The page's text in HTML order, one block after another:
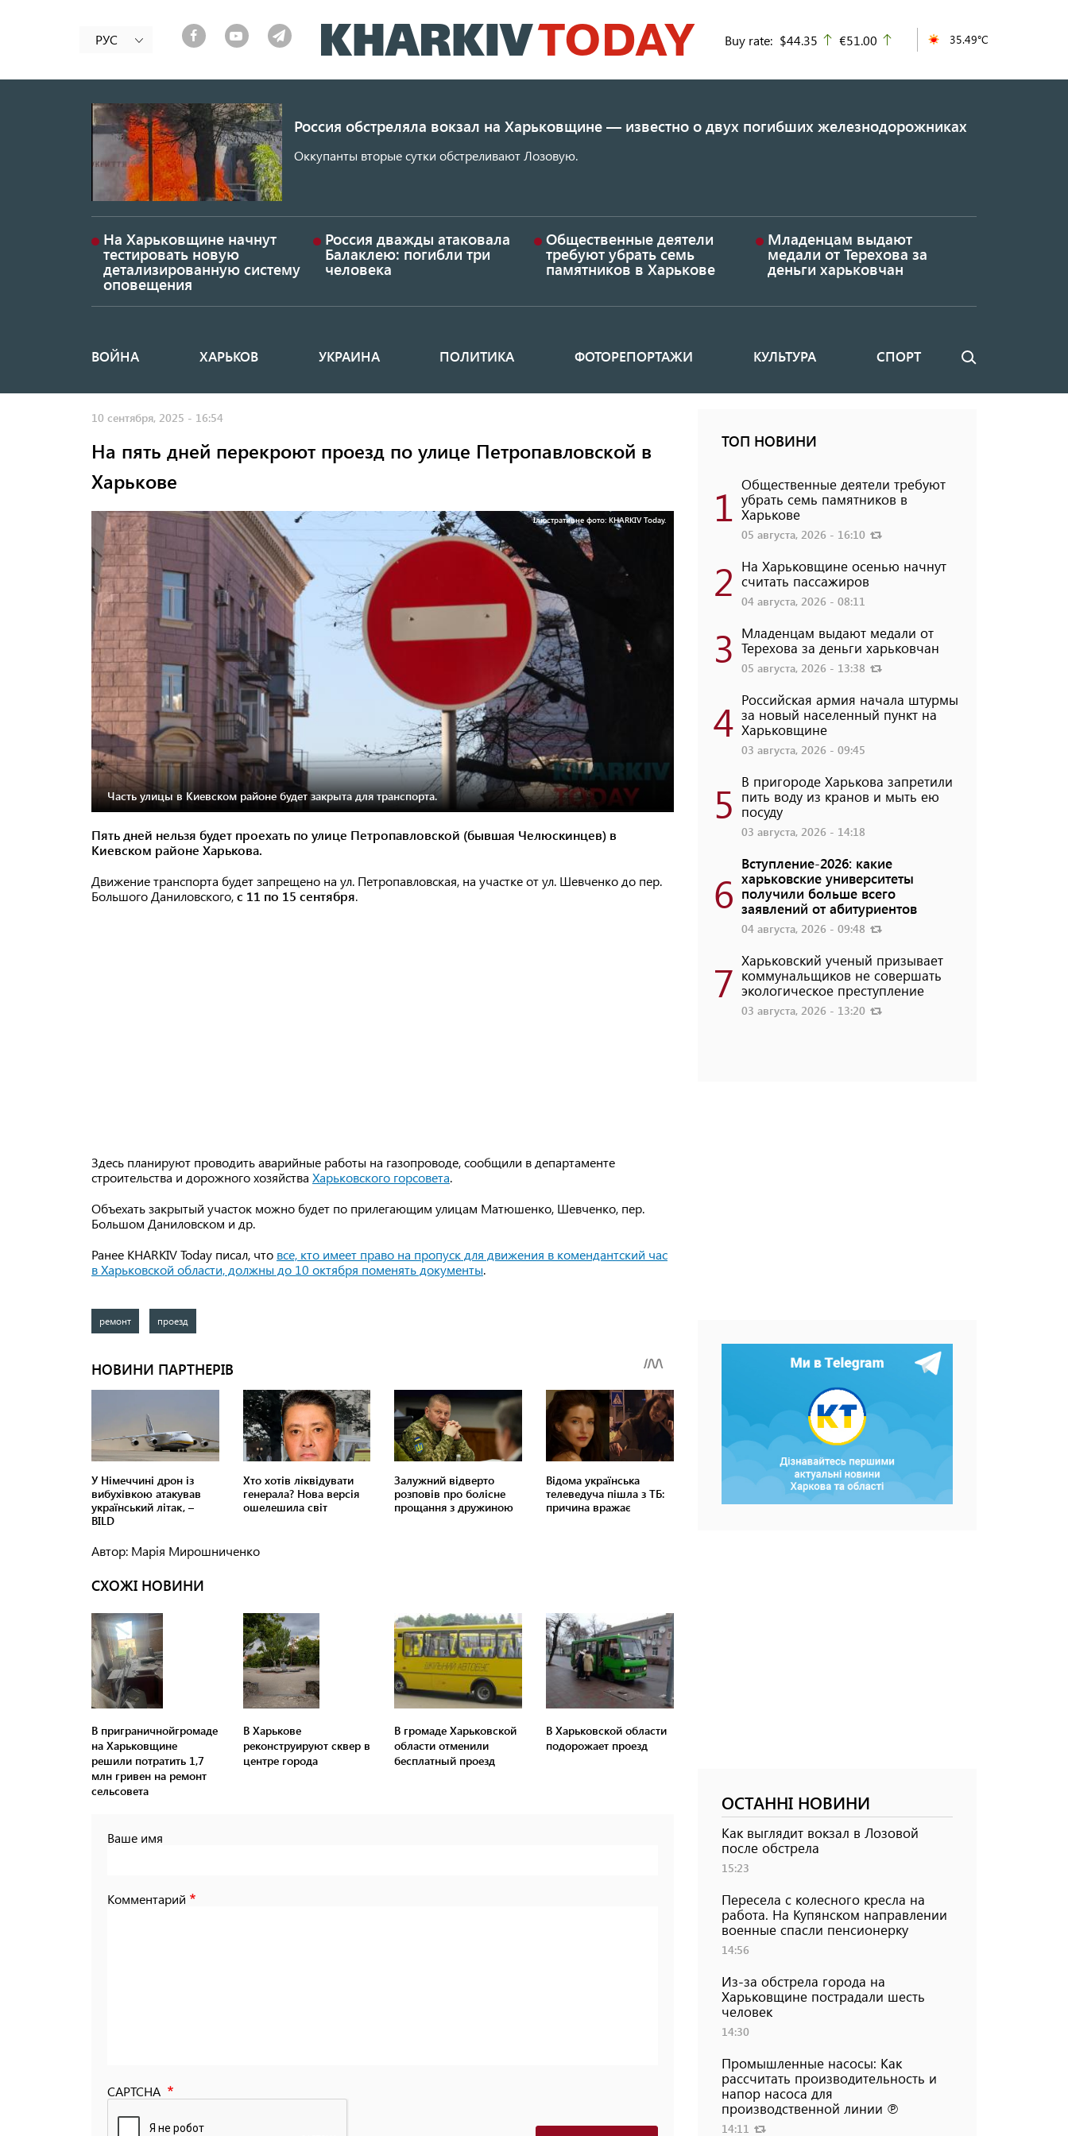
к
основному
РУС Buy rate: $44.35 up
€51.00 35.49°C
Россия обстреляла вокзал на Харьковщине — известно о двух погибших железнодорожниках
Оккупанты вторые сутки обстреливают Лозовую.
На Харьковщине начнут
тестировать новую
детализированную систему
оповещения
Россия дважды атаковала
Балаклею: погибли три
человека
Общественные деятели
требуют убрать семь
памятников в Харькове
Младенцам выдают
медали от Терехова за
деньги харьковчан
Основная
ВОЙНА ХАРЬКОВ УКРАИНА ПОЛИТИКА ФОТОРЕПОРТАЖИ КУЛЬТУРА СПОРТ Поиск
10 сентября, 2025 - 16:54
На пять дней перекроют проезд по улице Петропавловской в ​​
Харькове
Ілюстративне фото: KHARKIV Today.
Часть улицы в Киевском районе будет закрыта для транспорта.
Пять дней нельзя будет проехать по улице Петропавловской (бывшая Челюскинцев) в
Киевском районе Харькова.
Движение транспорта будет запрещено на ул. Петропавловская, на участке от ул. Шевченко до пер.
Большого Даниловского,с 11 по 15 сентября.
Здесь планируют проводить аварийные работы на газопроводе, сообщили в департаменте
строительства и дорожного хозяйства Харьковского горсовета.
Объехать закрытый участок можно будет по прилегающим улицам Матюшенко, Шевченко, пер.
Большом Даниловском и др.
Ранее KHARKIV Today писал, что все, кто имеет право на пропуск для движения в комендантский час
в Харьковской области, должны до 10 октября поменять документы.
ремонт проезд
Автор: Марія Мирошниченко
СХОЖІ НОВИНИ
В приграничнойгромаде
на Харьковщине
решили потратить 1,7
млн ​​гривен на ремонт
сельсовета
В Харькове
реконструируют сквер в
центре города
В громаде Харьковской
области отменили
бесплатный проезд
В Харьковской области
подорожает проезд
Ваше имя
Комментарий
CAPTCHA
ТОП НОВИНИ
1 Общественные деятели требуют
убрать семь памятников в
Харькове
05 августа, 2026 - 16:10
2 На Харьковщине осенью начнут
считать пассажиров
04 августа, 2026 - 08:11
3 Младенцам выдают медали от
Терехова за деньги харьковчан
05 августа, 2026 - 13:38
4 Российская армия начала штурмы
за новый населенный пункт на
Харьковщине
03 августа, 2026 - 09:45
5 В пригороде Харькова запретили
пить воду из кранов и мыть ею
посуду
03 августа, 2026 - 14:18
6
Вступление-2026: какие
харьковские университеты
получили больше всего
заявлений от абитуриентов
04 августа, 2026 - 09:48
7 Харьковский ученый призывает
коммунальщиков не совершать
экологическое преступление
03 августа, 2026 - 13:20
ОСТАННІ НОВИНИ
Как выглядит вокзал в Лозовой
после обстрела
15:23
Пересела с колесного кресла на
работа. На Купянском направлении
военные спасли пенсионерку
14:56
Из-за обстрела города на
Харьковщине пострадали шесть
человек
14:30
Промышленные насосы: Как
рассчитать производительность и
напор насоса для
производственной линии ℗
14:11